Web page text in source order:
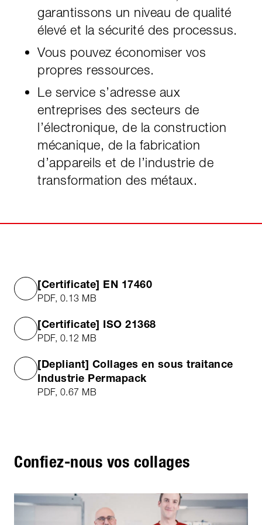
garantissons un niveau de qualité
élevé et la sécurité des processus.
Vous pouvez économiser vos
propres ressources.
Le service s’adresse aux
entreprises des secteurs de
l’électronique, de la construction
mécanique, de la fabrication
d’appareils et de l’industrie de
transformation des métaux.
[Certificate] EN 17460
PDF, 0.13 MB
[Certificate] ISO 21368
PDF, 0.12 MB
[Depliant] Collages en sous traitance
Industrie Permapack
PDF, 0.67 MB
Confiez-nous vos collages